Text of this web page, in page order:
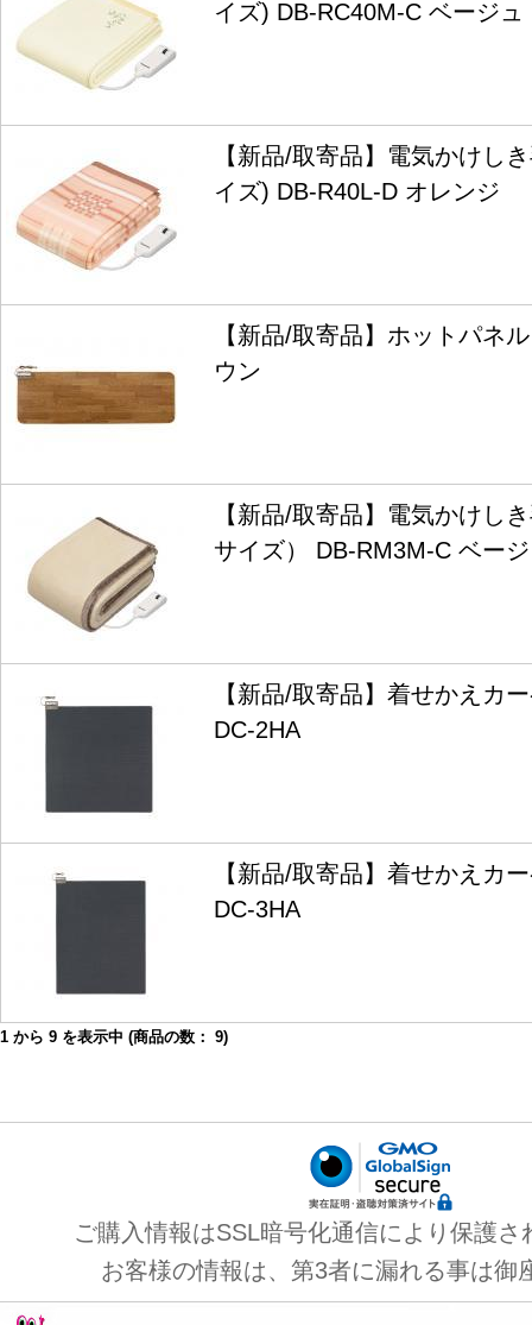
イズ) DB-RC40M-C ベージュ
【新品/取寄品】電気かけし
イズ) DB-R40L-D オレンジ
【新品/取寄品】ホットパネ
ウン
【新品/取寄品】電気かけし
サイズ） DB-RM3M-C ベー
【新品/取寄品】着せかえカ
DC-2HA
【新品/取寄品】着せかえカ
DC-3HA
1 から 9 を表示中 (商品の数： 9)
ご購入情報はSSL暗号化通信により保護さ
お客様の情報は、第3者に漏れる事は御